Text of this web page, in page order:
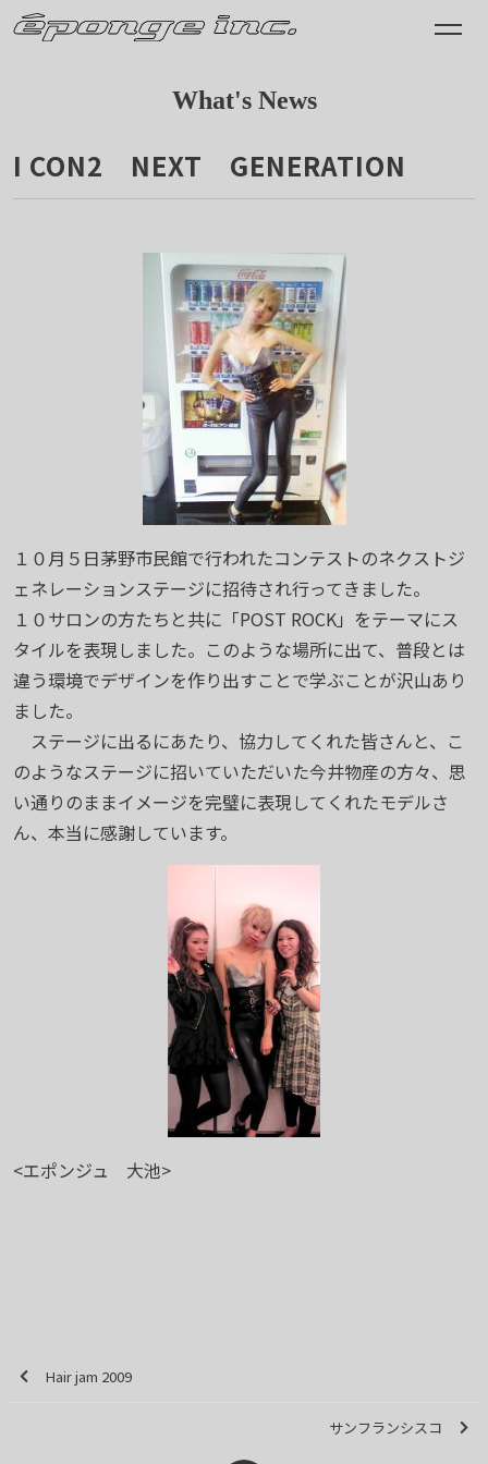
What's News
I CON2 NEXT GENERATION
１０月５日茅野市民館で行われたコンテストのネクストジ
ェネレーションステージに招待され行ってきました。
１０サロンの方たちと共に「POST ROCK」をテーマにス
タイルを表現しました。このような場所に出て、普段とは
違う環境でデザインを作り出すことで学ぶことが沢山あり
ました。
ステージに出るにあたり、協力してくれた皆さんと、こ
のようなステージに招いていただいた今井物産の方々、思
い通りのままイメージを完璧に表現してくれたモデルさ
ん、本当に感謝しています。
<エポンジュ 大池>
Hair jam 2009
サンフランシスコ